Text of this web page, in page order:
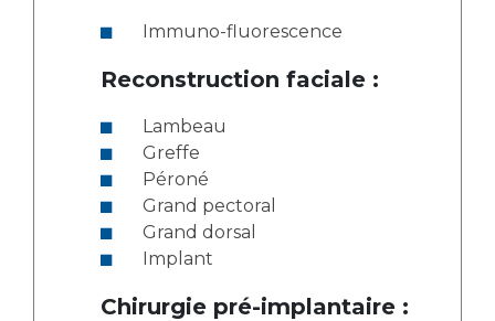
Immuno-fluorescence
Reconstruction faciale :
Lambeau
Greffe
Péroné
Grand pectoral
Grand dorsal
Implant
Chirurgie pré-implantaire :